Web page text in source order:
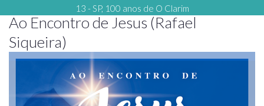
13 - SP, 100 anos de O Clarim
Ao Encontro de Jesus (Rafael
Siqueira)